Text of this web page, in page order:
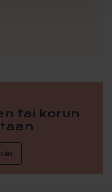
tai korun